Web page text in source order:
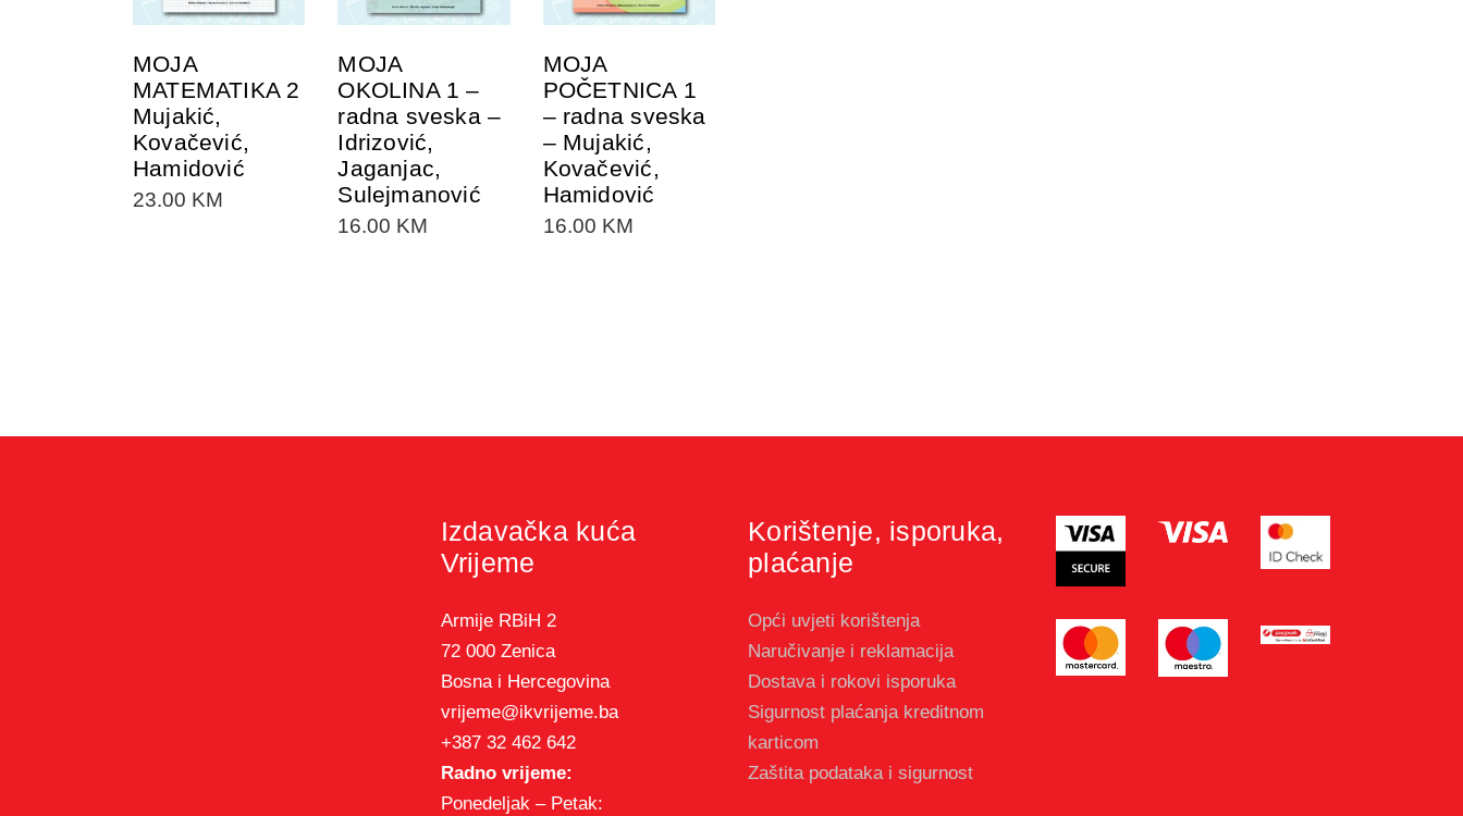
MOJA
MATEMATIKA 2
Mujakić,
Kovačević,
Hamidović
23.00 KM
MOJA
OKOLINA 1 –
radna sveska –
Idrizović,
Jaganjac,
Sulejmanović
16.00 KM
MOJA
POČETNICA 1
– radna sveska
– Mujakić,
Kovačević,
Hamidović
16.00 KM
Izdavačka kuća
Vrijeme
Armije RBiH 2
72 000 Zenica
Bosna i Hercegovina
vrijeme@ikvrijeme.ba
+387 32 462 642
Radno vrijeme:
Ponedeljak – Petak:
Korištenje, isporuka,
plaćanje
Opći uvjeti korištenja
Naručivanje i reklamacija
Dostava i rokovi isporuka
Sigurnost plaćanja kreditnom
karticom
Zaštita podataka i sigurnost